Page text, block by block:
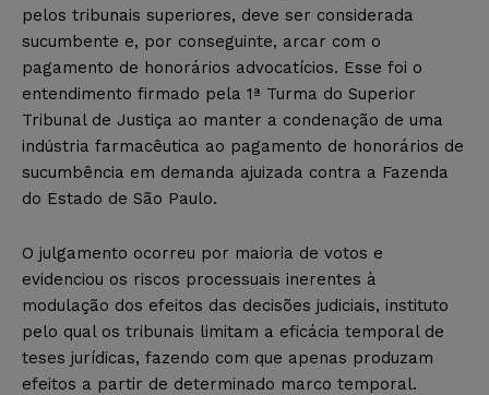
pelos tribunais superiores, deve ser considerada
sucumbente e, por conseguinte, arcar com o
pagamento de honorários advocatícios. Esse foi o
entendimento firmado pela 1ª Turma do Superior
Tribunal de Justiça ao manter a condenação de uma
indústria farmacêutica ao pagamento de honorários de
sucumbência em demanda ajuizada contra a Fazenda
do Estado de São Paulo.
O julgamento ocorreu por maioria de votos e
evidenciou os riscos processuais inerentes à
modulação dos efeitos das decisões judiciais, instituto
pelo qual os tribunais limitam a eficácia temporal de
teses jurídicas, fazendo com que apenas produzam
efeitos a partir de determinado marco temporal.